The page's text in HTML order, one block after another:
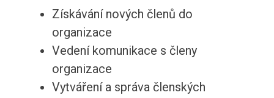
Získávání nových členů do
organizace
Vedení komunikace s členy
organizace
Vytváření a správa členských